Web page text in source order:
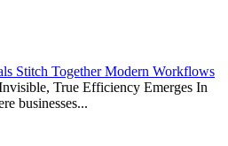
Stitch Together Modern Workflows
True Efficiency Emerges In
businesses...